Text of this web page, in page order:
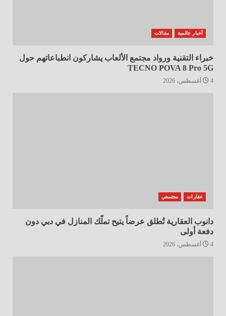
أخبار عالمية مقالات
خبراء التقنية ورواد مجتمع الألعاب يشاركون انطباعاتهم حول
TECNO POVA 8 Pro 5G
4 أغسطس، 2026
عقارات مجتمعي
دانوب العقارية تُطلق عرضاً يتيح تملّك المنازل في دبي دون
دفعة أولى
4 أغسطس، 2026